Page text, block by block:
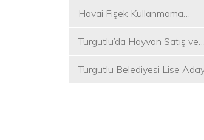
Havai Fişek Kullanmama
Akın Oldu
Turgutlu’da Hayvan Satış ve
Turgutlu Belediyesi Lise